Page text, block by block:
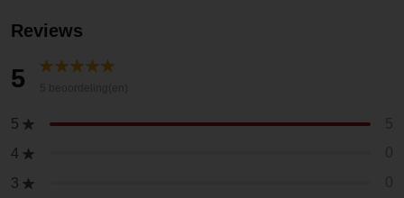
Reviews
5
5
4
3